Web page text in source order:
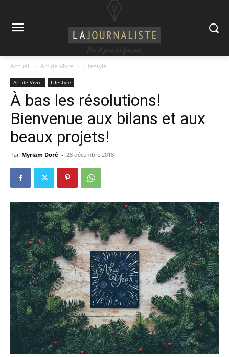
Accueil Art de Vivre Lifestyle
Art de Vivre Lifestyle
À bas les résolutions!
Bienvenue aux bilans et aux
beaux projets!
Par Myriam Doré - 28 décembre 2018